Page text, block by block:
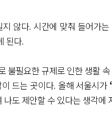
않다. 시간에 맞춰 들어가
된다.
불필요한 규제로 인한 생활
드는 곳이다. 올해 서울시가
나도 제안할 수 있다는 생각에